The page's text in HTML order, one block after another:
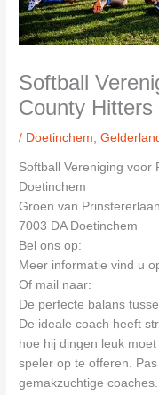
Softball
County
/ Doetinchem ,
Softball Vereniging voor
Doetinchem
Groen van
7003 DA Doetinchem
Bel ons op:
Meer informatie vind u
Of mail naar:
De perfecte balans
De ideale coach heeft
hoe hij dingen leuk
speler op te offeren.
gemakzuchtige